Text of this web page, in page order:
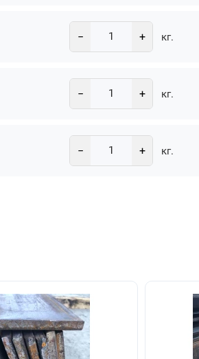
− + кг.
− + кг.
− + кг.